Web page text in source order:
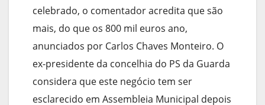
celebrado, o comentador acredita que são
mais, do que os 800 mil euros ano,
anunciados por Carlos Chaves Monteiro. O
ex-presidente da concelhia do PS da Guarda
considera que este negócio tem ser
esclarecido em Assembleia Municipal depois